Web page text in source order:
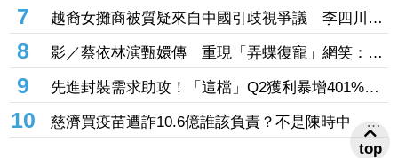
槍手先殺祖父母再闖校
7
越裔女攤商被質疑來自中國引歧視爭議 李四川抱
不平：別把政治對立帶過來
8
影／蔡依林演甄嬛傳 重現「弄蝶復寵」網笑：詭
異的以為是AI
9
先進封裝需求助攻！「這檔」Q2獲利暴增401%、
EPS 0.78元 H1營運同步創高
10
慈濟買疫苗遭詐10.6億誰該負責？不是陳時中 張
景森點名：執行長下台
top